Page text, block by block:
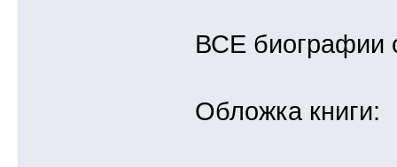
ВСЕ биографии
Обложка книги: